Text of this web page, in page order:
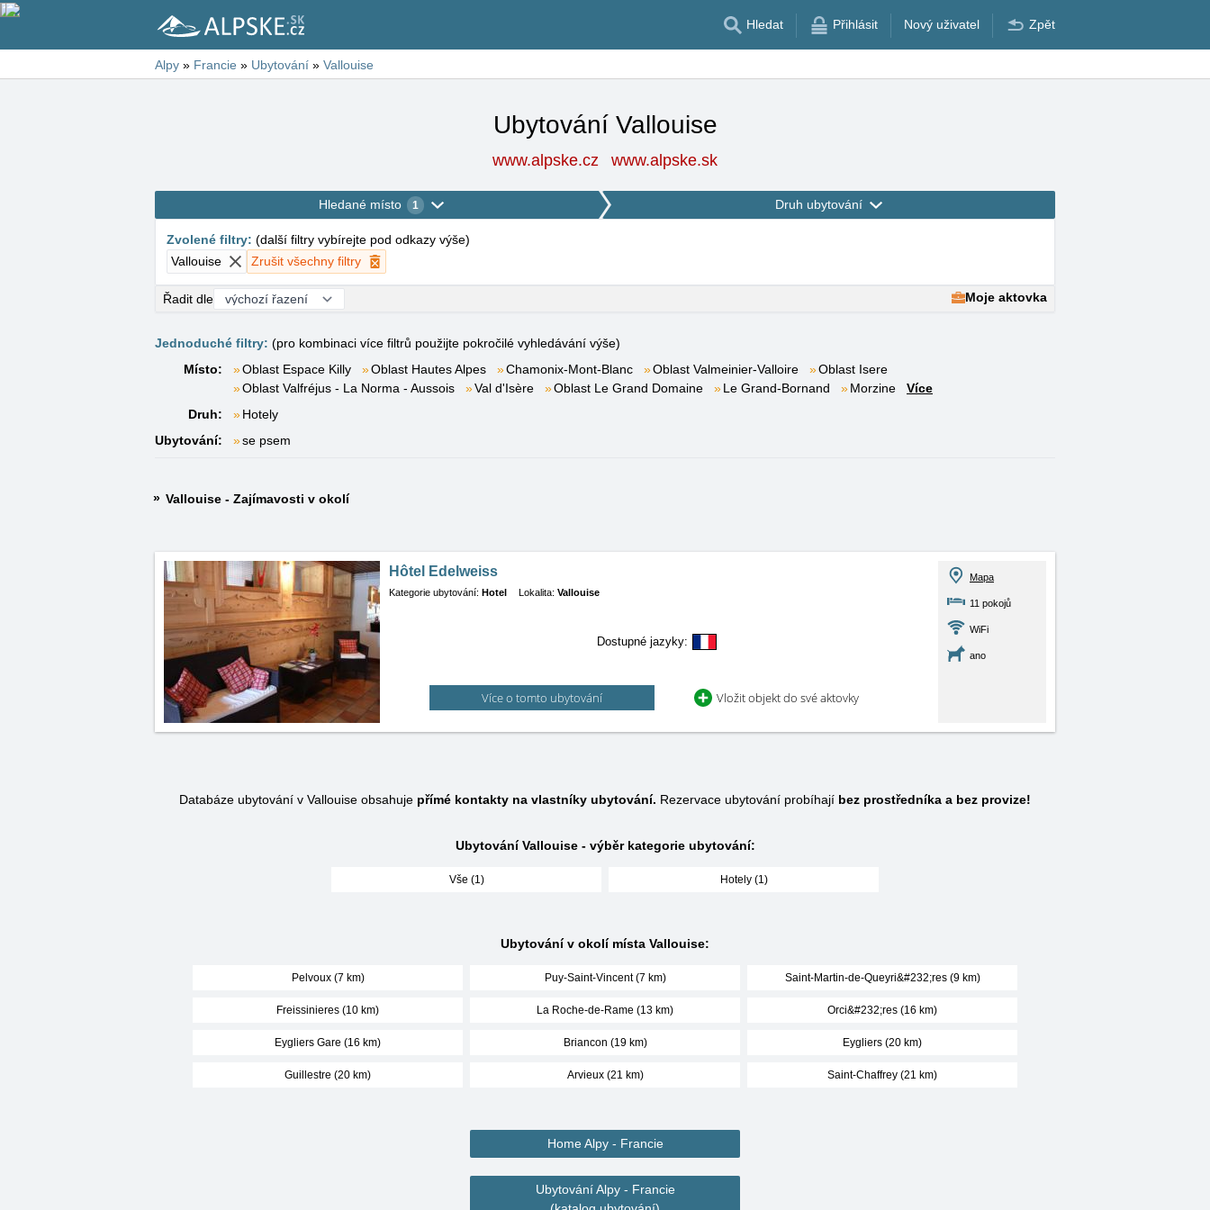
Hledat Přihlásit Nový uživatel Zpět
Alpy » Francie » Ubytování » Vallouise
Ubytování Vallouise
www.alpske.cz www.alpske.sk
Hledané místo 1 Druh ubytování
Zvolené filtry: (další filtry vybírejte pod odkazy výše)
Vallouise
Zrušit všechny filtry
Řadit dle Moje aktovka
Jednoduché filtry: (pro kombinaci více filtrů použijte pokročilé vyhledávání výše)
Místo:
Oblast Espace Killy Oblast Hautes Alpes Chamonix-Mont-Blanc Oblast Valmeinier-Valloire
Oblast Isere
Oblast Valfréjus - La Norma - Aussois
Val d'Isère Oblast Le Grand Domaine Le Grand-Bornand Morzine
Více
Druh:
Hotely
Ubytování:
se psem
Vallouise - Zajímavosti v okolí
Hôtel Edelweiss
Kategorie ubytování: Hotel Lokalita: Vallouise
Dostupné jazyky:
Více o tomto ubytování Vložit objekt do své aktovky
Mapa
11 pokojů
WiFi
ano
Databáze ubytování v Vallouise obsahuje přímé kontakty na vlastníky ubytování. Rezervace ubytování probíhají bez prostředníka a bez provize!
Ubytování Vallouise - výběr kategorie ubytování:
Vše (1) Hotely (1)
Ubytování v okolí místa Vallouise:
Pelvoux (7 km) Puy-Saint-Vincent (7 km) Saint-Martin-de-Queyri&#232;res (9 km)
Freissinieres (10 km) La Roche-de-Rame (13 km) Orci&#232;res (16 km)
Eygliers Gare (16 km) Briancon (19 km) Eygliers (20 km)
Guillestre (20 km) Arvieux (21 km) Saint-Chaffrey (21 km)
Home Alpy - Francie
Ubytování Alpy - Francie